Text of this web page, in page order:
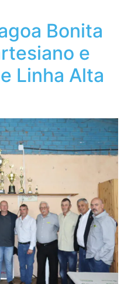
Bonita
e
Linha Alta